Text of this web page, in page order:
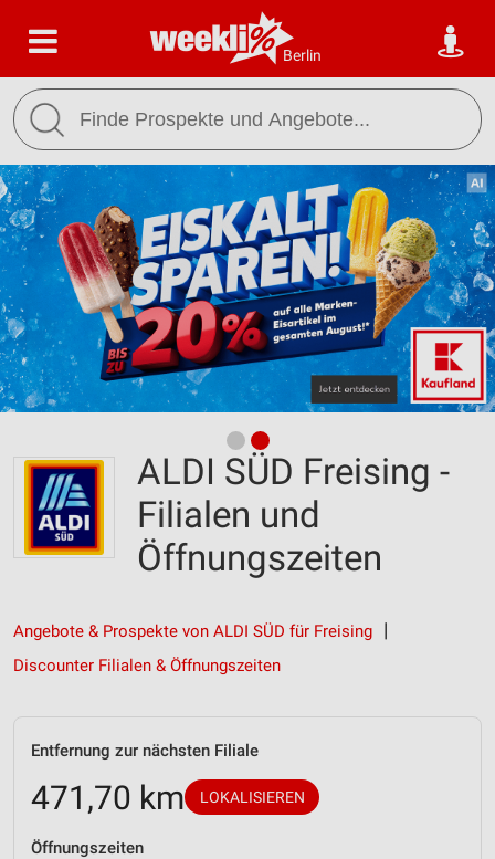
Berlin
ALDI SÜD Freising -
Filialen und
Öffnungszeiten
Angebote & Prospekte von ALDI SÜD für Freising
Discounter Filialen & Öffnungszeiten
Entfernung zur nächsten Filiale
471,70 km LOKALISIEREN
Öffnungszeiten